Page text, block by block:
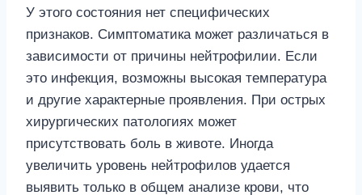
У этого состояния нет специфических
признаков. Симптоматика может различаться в
зависимости от причины нейтрофилии. Если
это инфекция, возможны высокая температура
и другие характерные проявления. При острых
хирургических патологиях может
присутствовать боль в животе. Иногда
увеличить уровень нейтрофилов удается
выявить только в общем анализе крови, что